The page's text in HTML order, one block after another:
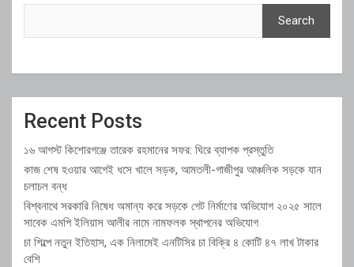
Search
Recent Posts
১৬ আগস্ট কিশোরগঞ্জে তারেক রহমানের সফর: ঘিরে ব্যাপক প্রস্তুতি
কাজ শেষ হওয়ার আগেই ধসে খালে সড়ক, আমতলী-গাজীপুর আঞ্চলিক সড়কে যান
চলাচল বন্ধ
বিশ্বনাথে সরকারি নিষেধ অমান্য করে সড়কে গেট নির্মাণের অভিযোগ ২০২৫ সালে
সাবেক এমপি ইলিয়াস আলীর নামে নামফলক স্থাপনের অভিযোগ
চা শিল্পে নতুন ইতিহাস, এক নিলামেই এনটিসির চা বিক্রি ৪ কোটি ৪৭ লাখ টাকার
বেশি